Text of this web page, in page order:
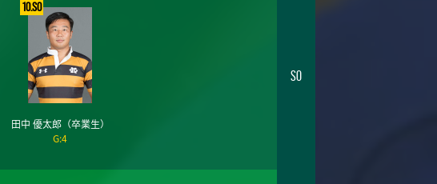
10.SO
田中 優太郎（卒業生）
G:4
SO